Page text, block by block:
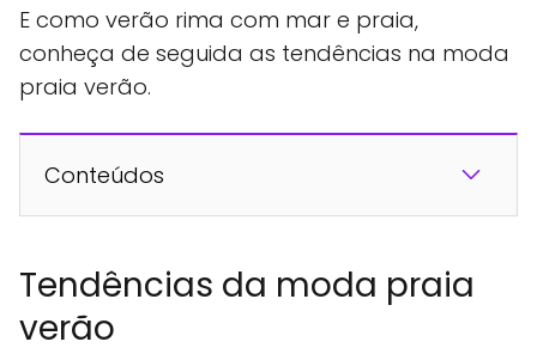
E como verão rima com mar e praia,
conheça de seguida as tendências na moda
praia verão.
Conteúdos
Tendências da moda praia
verão